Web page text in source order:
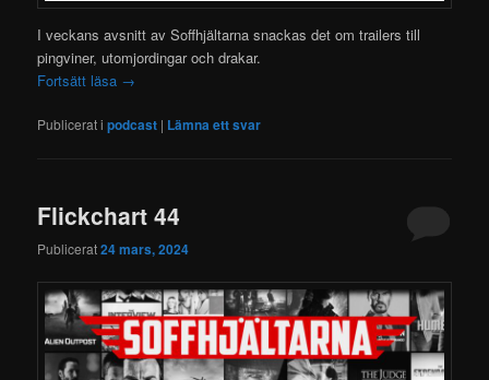
I veckans avsnitt av Soffhjältarna snackas det om trailers till
pingviner, utomjordingar och drakar.
Fortsätt läsa →
Publicerat i podcast | Lämna ett svar
Flickchart 44
Publicerat24 mars, 2024